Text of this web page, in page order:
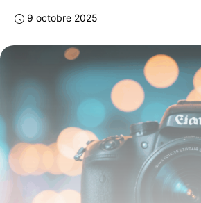
9 octobre 2025